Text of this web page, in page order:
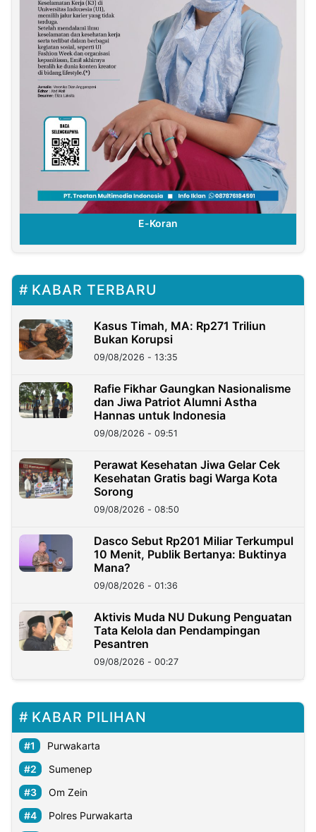
E-Koran
KABAR TERBARU
Kasus Timah, MA: Rp271 Triliun
Bukan Korupsi
09/08/2026 - 13:35
Rafie Fikhar Gaungkan Nasionalisme
dan Jiwa Patriot Alumni Astha
Hannas untuk Indonesia
09/08/2026 - 09:51
Perawat Kesehatan Jiwa Gelar Cek
Kesehatan Gratis bagi Warga Kota
Sorong
09/08/2026 - 08:50
Dasco Sebut Rp201 Miliar Terkumpul
10 Menit, Publik Bertanya: Buktinya
Mana?
09/08/2026 - 01:36
Aktivis Muda NU Dukung Penguatan
Tata Kelola dan Pendampingan
Pesantren
09/08/2026 - 00:27
KABAR PILIHAN
Purwakarta
Sumenep
Om Zein
Polres Purwakarta